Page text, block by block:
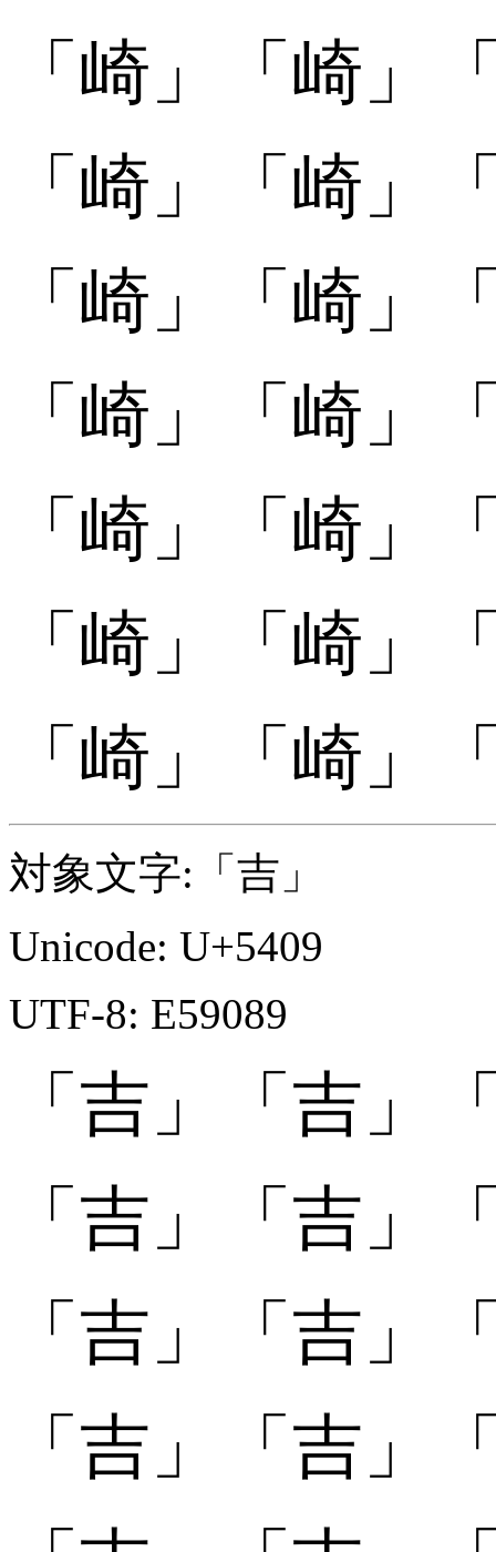
「崎󠄁」 「崎󠄁」
「崎󠄂」 「崎󠄂」
「崎󠄃」 「崎󠄃」
「崎󠄄」 「崎󠄄」
「崎󠄅」 「崎󠄅」
「崎󠄆」 「崎󠄆」
「崎󠄇」 「崎󠄇」
対象文字:「吉」
Unicode: U+5409
UTF-8: E59089
「吉」 「吉」
「吉󠄀」 「吉󠄀」
「吉󠄁」 「吉󠄁」
「吉󠄂」 「吉󠄂」